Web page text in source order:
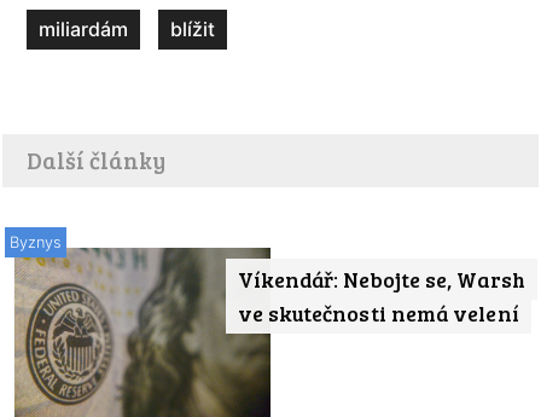
miliardám blížit
Další články
Víkendář: Nebojte se, Warsh
ve skutečnosti nemá velení
Byznys